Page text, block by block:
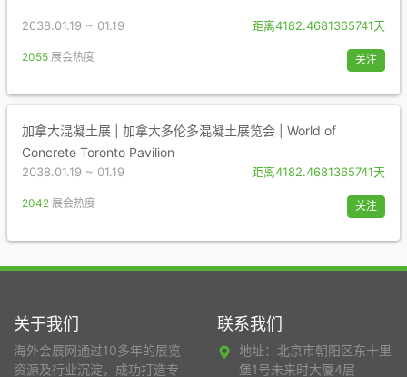
2038.01.19 ~ 01.19 距离4182.4681365741天
2055 展会热度 关注
加拿大混凝土展 | 加拿大多伦多混凝土展览会 | World of
Concrete Toronto Pavilion
2038.01.19 ~ 01.19 距离4182.4681365741天
2042 展会热度 关注
关于我们
海外会展网通过10多年的展览
资源及行业沉淀，成功打造专
联系我们
地址：北京市朝阳区东十里
堡1号未来时大厦4层